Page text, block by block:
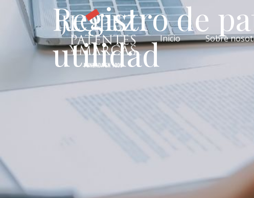
Inicio Sobre
Registro de
utilidad